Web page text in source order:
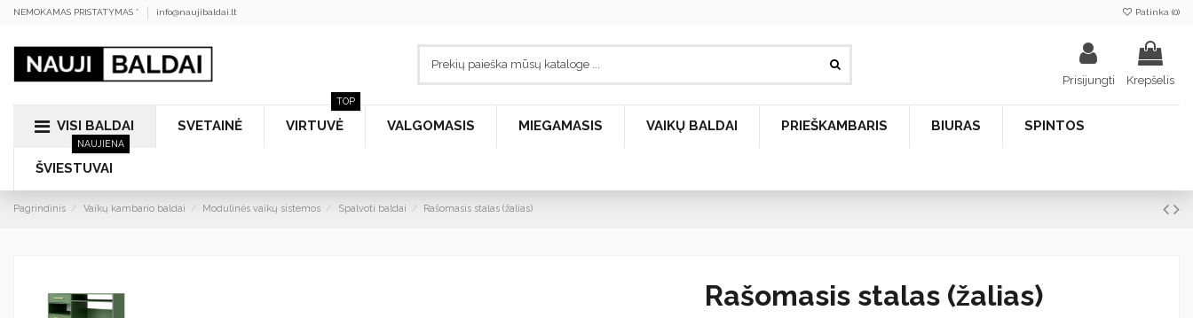
NEMOKAMAS PRISTATYMAS * info@naujibaldai.lt Patinka (0)
Prisijungti Krepšelis
VISI BALDAI SVETAINĖ VIRTUVĖ
TOP
VALGOMASIS MIEGAMASIS VAIKŲ BALDAI PRIEŠKAMBARIS BIURAS SPINTOS
ŠVIESTUVAI
NAUJIENA
Pagrindinis Vaikų kambario baldai Modulinės vaikų sistemos Spalvoti baldai Rašomasis stalas (žalias)
Rašomasis stalas (žalias)